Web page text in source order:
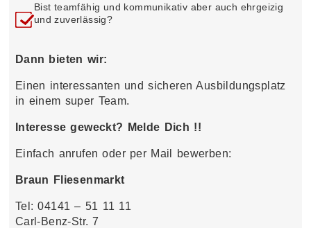
Bist teamfähig und kommunikativ aber auch ehrgeizig
und zuverlässig?
Dann bieten wir:
Einen interessanten und sicheren Ausbildungsplatz
in einem super Team.
Interesse geweckt? Melde Dich !!
Einfach anrufen oder per Mail bewerben:
Braun Fliesenmarkt
Tel: 04141 – 51 11 11
Carl-Benz-Str. 7